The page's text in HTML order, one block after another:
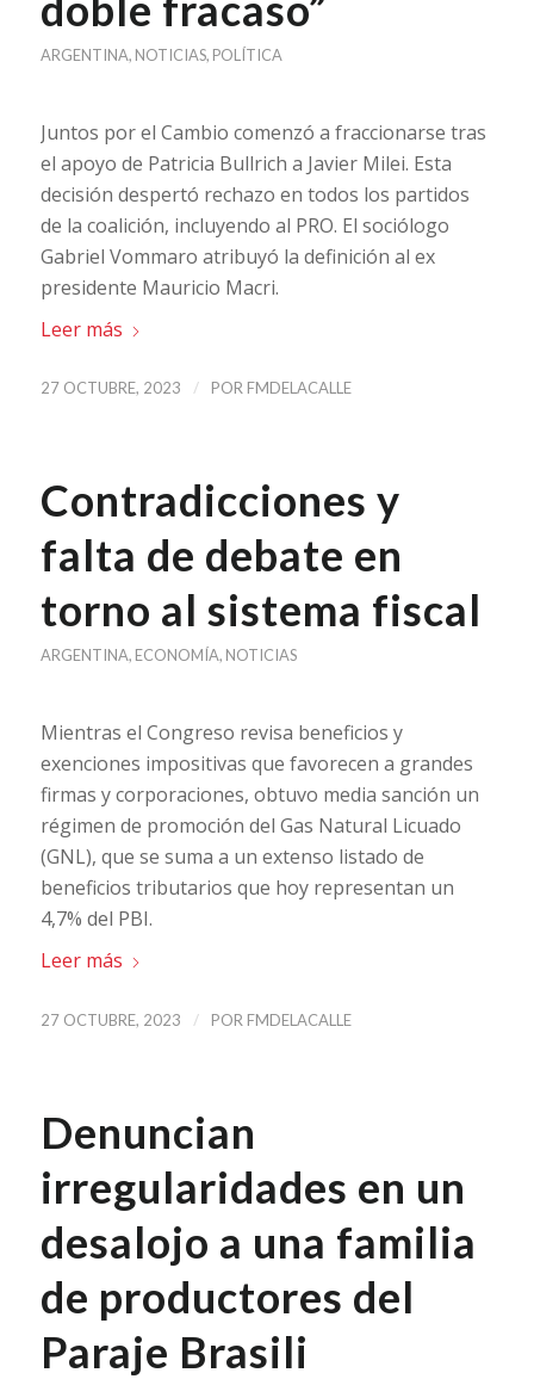
ARGENTINA, NOTICIAS, POLÍTICA
Juntos por el Cambio comenzó a fraccionarse tras
el apoyo de Patricia Bullrich a Javier Milei. Esta
decisión despertó rechazo en todos los partidos
de la coalición, incluyendo al PRO. El sociólogo
Gabriel Vommaro atribuyó la definición al ex
presidente Mauricio Macri.
Leer más
27 OCTUBRE, 2023 / POR FMDELACALLE
Contradicciones y
falta de debate en
torno al sistema fiscal
ARGENTINA, ECONOMÍA, NOTICIAS
Mientras el Congreso revisa beneficios y
exenciones impositivas que favorecen a grandes
firmas y corporaciones, obtuvo media sanción un
régimen de promoción del Gas Natural Licuado
(GNL), que se suma a un extenso listado de
beneficios tributarios que hoy representan un
4,7% del PBI.
Leer más
27 OCTUBRE, 2023 / POR FMDELACALLE
Denuncian
irregularidades en un
desalojo a una familia
de productores del
Paraje Brasili